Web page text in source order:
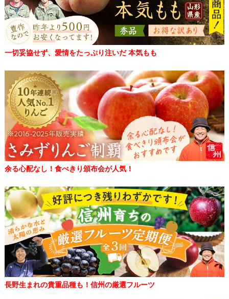
一切妥協せず、愛情をたっぷり注いだ 本気もも
余る心配なし！食べきり頒布会が人気！
長野生まれの貴重品種も！信州の厳選フルーツ